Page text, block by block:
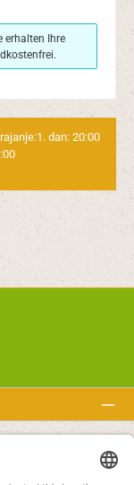
erhalten Ihre
dan: 20:00